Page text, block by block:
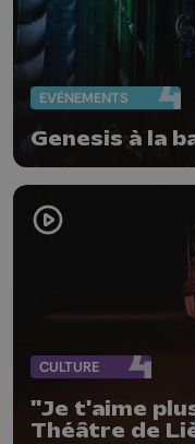
EVÈNEMENTS
Genesis à la
CULTURE
"Je t'aime
Théâtre de